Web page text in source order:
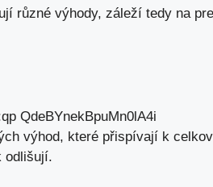
různé výhody, záleží tedy na
výhod, které přispívají k
odlišují.